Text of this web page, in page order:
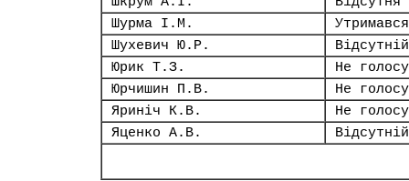
Шурма І.М.
Утримався
Шухевич Ю.Р.
Відсутній
Юрик Т.З.
Не
Юрчишин П.В.
Не
Яриніч К.В.
Не
Яценко А.В.
Відсутній